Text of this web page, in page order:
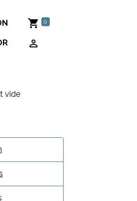
0
vide